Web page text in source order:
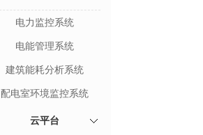
电力监控系统
电能管理系统
建筑能耗分析系统
配电室环境监控系统
云平台